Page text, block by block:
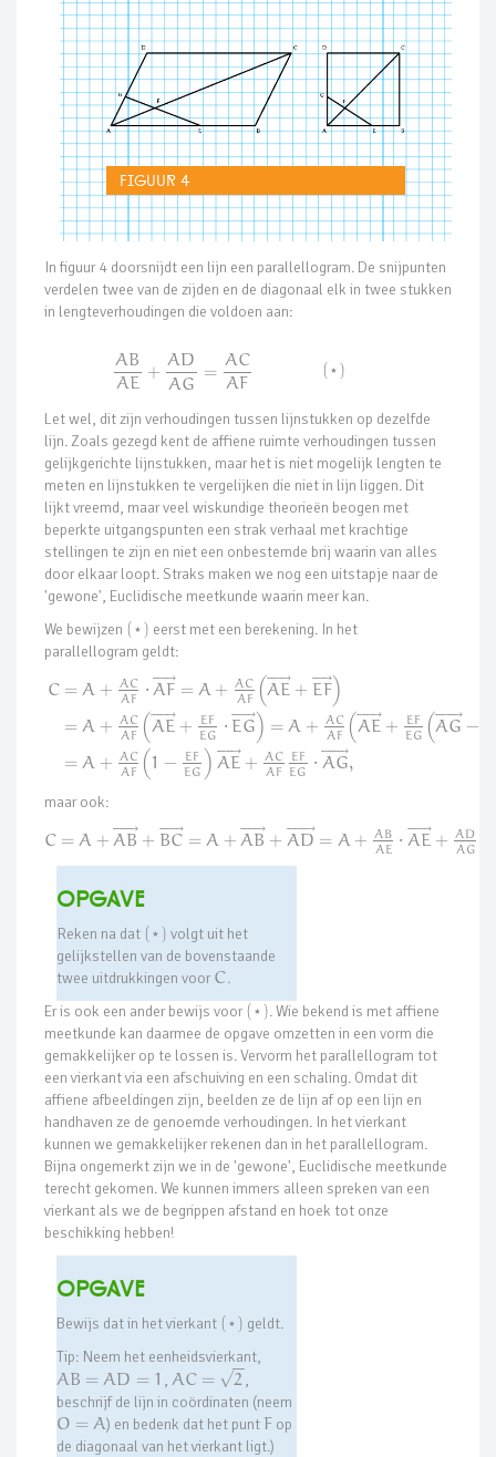
Figuur 4
In figuur 4 doorsnijdt een lijn een parallellogram. De snijpunten
verdelen twee van de zijden en de diagonaal elk in twee stukken
in lengteverhoudingen die voldoen aan:
AB
AE
+
AD
AG
=
AC
AF
( ⋆ )
Let wel, dit zijn verhoudingen tussen lijnstukken op dezelfde
lijn. Zoals gezegd kent de affiene ruimte verhoudingen tussen
gelijkgerichte lijnstukken, maar het is niet mogelijk lengten te
meten en lijnstukken te vergelijken die niet in lijn liggen. Dit
lijkt vreemd, maar veel wiskundige theorieën beogen met
beperkte uitgangspunten een strak verhaal met krachtige
stellingen te zijn en niet een onbestemde brij waarin van alles
door elkaar loopt. Straks maken we nog een uitstapje naar de
'gewone', Euclidische meetkunde waarin meer kan.
We bewijzen ( ⋆ ) eerst met een berekening. In het
parallellogram geldt:
C = A + A C
AF
⋅ AF
 ⃗
 = A + A C
AF ( AE
 ⃗
 + EF
 ⃗

)
= A + A C
AF ( AE
 ⃗
 + EF
EG
⋅ EG
 ⃗

) = A + A C
AF ( AE
 ⃗
 + EF
EG (AG
 ⃗
 −
= A + A C
AF ( 1 − EF
EG ) AE
 ⃗
 + A C
AF
EF
EG
⋅ AG
 ⃗
 ,
maar ook:
C = A + AB
 ⃗
 + BC
 ⃗
 = A + AB
 ⃗
 + AD
 ⃗
 = A + A B
A E
⋅ AE
 ⃗
 + A D
A G
Opgave
Reken na dat ( ⋆ ) volgt uit het
gelijkstellen van de bovenstaande
twee uitdrukkingen voorC.
Er is ook een ander bewijs voor( ⋆ ). Wie bekend is met affiene
meetkunde kan daarmee de opgave omzetten in een vorm die
gemakkelijker op te lossen is. Vervorm het parallellogram tot
een vierkant via een afschuiving en een schaling. Omdat dit
affiene afbeeldingen zijn, beelden ze de lijn af op een lijn en
handhaven ze de genoemde verhoudingen. In het vierkant
kunnen we gemakkelijker rekenen dan in het parallellogram.
Bijna ongemerkt zijn we in de 'gewone', Euclidische meetkunde
terecht gekomen. We kunnen immers alleen spreken van een
vierkant als we de begrippen afstand en hoek tot onze
beschikking hebben!
Opgave
Bewijs dat in het vierkant ( ⋆ ) geldt.
Tip: Neem het eenheidsvierkant,
AB = AD = 1 , AC = 2
−
−
√
,
beschrijf de lijn in coördinaten (neem
O = A) en bedenk dat het punt F op
de diagonaal van het vierkant ligt.)